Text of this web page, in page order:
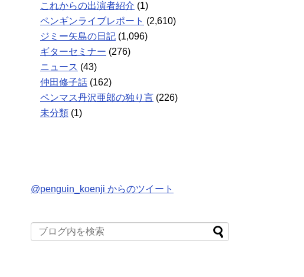
これからの出演者紹介 (1)
ペンギンライブレポート (2,610)
ジミー矢島の日記 (1,096)
ギターセミナー (276)
ニュース (43)
仲田修子話 (162)
ペンマス丹沢亜郎の独り言 (226)
未分類 (1)
@penguin_koenji からのツイート